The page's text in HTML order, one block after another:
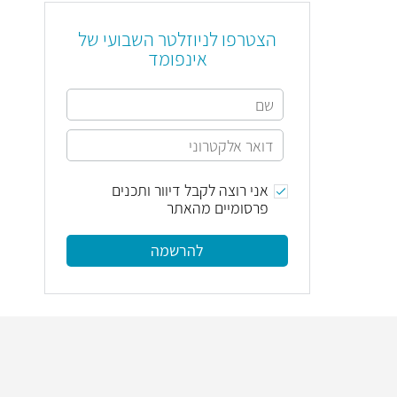
הצטרפו לניוזלטר השבועי של
אינפומד
אני רוצה לקבל דיוור ותכנים
פרסומיים מהאתר
להרשמה